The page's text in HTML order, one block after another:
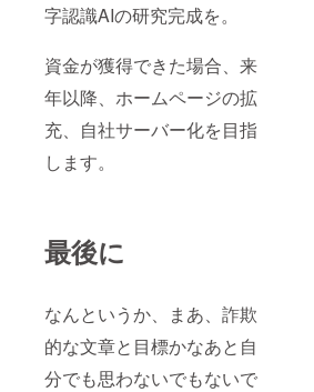
字認識AIの研究完成を。
資金が獲得できた場合、来
年以降、ホームページの拡
充、自社サーバー化を目指
します。
最後に
なんというか、まあ、詐欺
的な文章と目標かなあと自
分でも思わないでもないで